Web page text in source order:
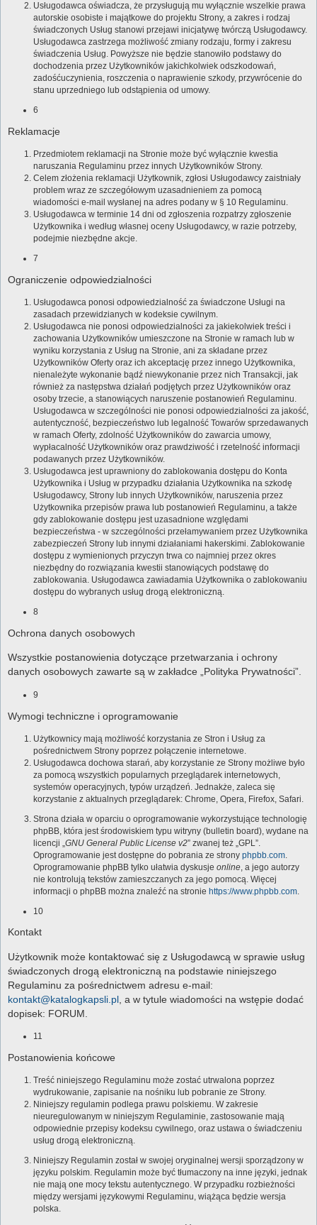
Usługodawca oświadcza, że przysługują mu wyłącznie wszelkie prawa
autorskie osobiste i majątkowe do projektu Strony, a zakres i rodzaj
świadczonych Usług stanowi przejawi inicjatywę twórczą Usługodawcy.
Usługodawca zastrzega możliwość zmiany rodzaju, formy i zakresu
świadczenia Usług. Powyższe nie będzie stanowiło podstawy do
dochodzenia przez Użytkowników jakichkolwiek odszkodowań,
zadośćuczynienia, roszczenia o naprawienie szkody, przywrócenie do
stanu uprzedniego lub odstąpienia od umowy.
6
Reklamacje
Przedmiotem reklamacji na Stronie może być wyłącznie kwestia
naruszania Regulaminu przez innych Użytkowników Strony.
Celem złożenia reklamacji Użytkownik, zgłosi Usługodawcy zaistniały
problem wraz ze szczegółowym uzasadnieniem za pomocą
wiadomości e-mail wysłanej na adres podany w § 10 Regulaminu.
Usługodawca w terminie 14 dni od zgłoszenia rozpatrzy zgłoszenie
Użytkownika i według własnej oceny Usługodawcy, w razie potrzeby,
podejmie niezbędne akcje.
7
Ograniczenie odpowiedzialności
Usługodawca ponosi odpowiedzialność za świadczone Usługi na
zasadach przewidzianych w kodeksie cywilnym.
Usługodawca nie ponosi odpowiedzialności za jakiekolwiek treści i
zachowania Użytkowników umieszczone na Stronie w ramach lub w
wyniku korzystania z Usług na Stronie, ani za składane przez
Użytkowników Oferty oraz ich akceptację przez innego Użytkownika,
nienależyte wykonanie bądź niewykonanie przez nich Transakcji, jak
również za następstwa działań podjętych przez Użytkowników oraz
osoby trzecie, a stanowiących naruszenie postanowień Regulaminu.
Usługodawca w szczególności nie ponosi odpowiedzialności za jakość,
autentyczność, bezpieczeństwo lub legalność Towarów sprzedawanych
w ramach Oferty, zdolność Użytkowników do zawarcia umowy,
wypłacalność Użytkowników oraz prawdziwość i rzetelność informacji
podawanych przez Użytkowników.
Usługodawca jest uprawniony do zablokowania dostępu do Konta
Użytkownika i Usług w przypadku działania Użytkownika na szkodę
Usługodawcy, Strony lub innych Użytkowników, naruszenia przez
Użytkownika przepisów prawa lub postanowień Regulaminu, a także
gdy zablokowanie dostępu jest uzasadnione względami
bezpieczeństwa - w szczególności przełamywaniem przez Użytkownika
zabezpieczeń Strony lub innymi działaniami hakerskimi. Zablokowanie
dostępu z wymienionych przyczyn trwa co najmniej przez okres
niezbędny do rozwiązania kwestii stanowiących podstawę do
zablokowania. Usługodawca zawiadamia Użytkownika o zablokowaniu
dostępu do wybranych usług drogą elektroniczną.
8
Ochrona danych osobowych
Wszystkie postanowienia dotyczące przetwarzania i ochrony
danych osobowych zawarte są w zakładce „Polityka Prywatności”.
9
Wymogi techniczne i oprogramowanie
Użytkownicy mają możliwość korzystania ze Stron i Usług za
pośrednictwem Strony poprzez połączenie internetowe.
Usługodawca dochowa starań, aby korzystanie ze Strony możliwe było
za pomocą wszystkich popularnych przeglądarek internetowych,
systemów operacyjnych, typów urządzeń. Jednakże, zaleca się
korzystanie z aktualnych przeglądarek: Chrome, Opera, Firefox, Safari.
Strona działa w oparciu o oprogramowanie wykorzystujące technologię
phpBB, która jest środowiskiem typu witryny (bulletin board), wydane na
licencji „ GNU General Public License v2” zwanej też „GPL”.
Oprogramowanie jest dostępne do pobrania ze strony phpbb.com
Oprogramowanie phpBB tylko ułatwia dyskusje online , a jego autorzy
nie kontrolują tekstów zamieszczanych za jego pomocą. Więcej
informacji o phpBB można znaleźć na stronie https://www.phpbb.com
10
Kontakt
Użytkownik może kontaktować się z Usługodawcą w sprawie usług
świadczonych drogą elektroniczną na podstawie niniejszego
Regulaminu za pośrednictwem adresu e-mail:
kontakt@katalogkapsli.pl , a w tytule wiadomości na wstępie dodać
dopisek: FORUM.
11
Postanowienia końcowe
Treść niniejszego Regulaminu może zostać utrwalona poprzez
wydrukowanie, zapisanie na nośniku lub pobranie ze Strony.
Niniejszy regulamin podlega prawu polskiemu. W zakresie
nieuregulowanym w niniejszym Regulaminie, zastosowanie mają
odpowiednie przepisy kodeksu cywilnego, oraz ustawa o świadczeniu
usług drogą elektroniczną.
Niniejszy Regulamin został w swojej oryginalnej wersji sporządzony w
języku polskim. Regulamin może być tłumaczony na inne języki, jednak
nie mają one mocy tekstu autentycznego. W przypadku rozbieżności
między wersjami językowymi Regulaminu, wiążąca będzie wersja
polska.